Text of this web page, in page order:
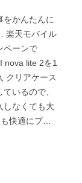
をかんたんに
楽天モバイル
ペーンで
nova lite 2を1
クリアケース
いるので、
しなくても大
快適にプ…